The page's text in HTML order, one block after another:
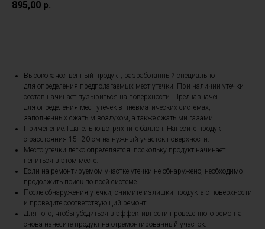
895,00 р.
Высококачественный продукт, разработанный специально
для определения предполагаемых мест утечки. При наличии утечки
состав начинает пузыриться на поверхности. Предназначен
для определения мест утечек в пневматических системах,
заполненных сжатым воздухом, а также сжатыми газами.
Применение:Тщательно встряхните баллон. Нанесите продукт
с расстояния 15–20 см на нужный участок поверхности.
Место утечки легко определяется, поскольку продукт начинает
пениться в этом месте.
Если на ремонтируемом участке утечки не обнаружено, необходимо
продолжить поиск по всей системе.
После обнаружения утечки, снимите излишки продукта с поверхности
и проведите соответствующий ремонт.
Для того, чтобы убедиться в эффективности проведённого ремонта,
снова нанесите продукт на отремонтированный участок.